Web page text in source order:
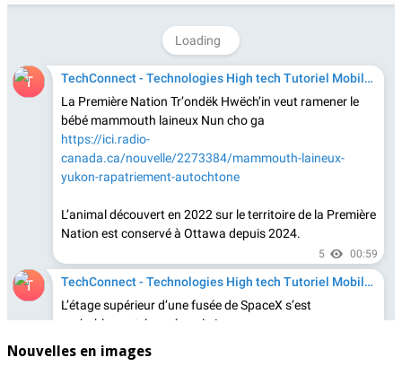
Nouvelles en images